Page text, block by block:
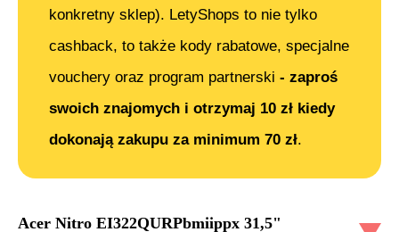
konkretny sklep). LetyShops to nie tylko
cashback, to także kody rabatowe, specjalne
vouchery oraz program partnerski - zaproś
swoich znajomych i otrzymaj 10 zł kiedy
dokonają zakupu za minimum 70 zł.
Acer Nitro EI322QURPbmiippx 31,5"